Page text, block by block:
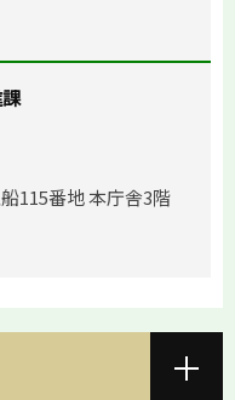
115番地 本庁舎3階